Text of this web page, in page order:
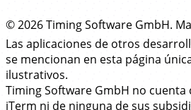
© 2026 Timing Software GmbH.
Las aplicaciones de otros
se mencionan en esta página
ilustrativos.
Timing Software GmbH no cuenta
iTerm ni de ninguna de sus